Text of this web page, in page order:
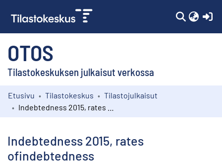
OTOS
Tilastokeskuksen julkaisut verkossa
Kokoelmat
Etusivu Tilastokeskus
Tilastojulkaisut
Indebtedness 2015, rates
ofindebtedness